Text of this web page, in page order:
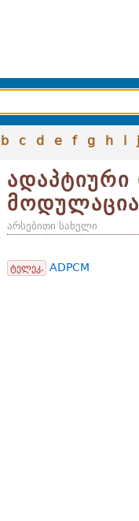
b c d e f g h i j
მოდულაცია
არსებითი სახელი
ტელეკ. ADPCM